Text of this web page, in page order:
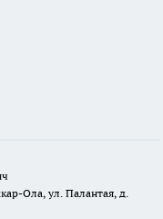
Ола, ул. Палантая, д.